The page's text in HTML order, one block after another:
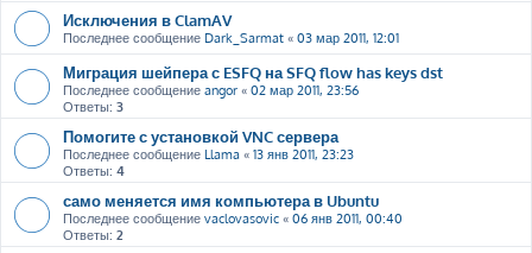
Исключения в ClamAV
Последнее сообщение Dark_Sarmat « 03 мар 2011, 12:01
Миграция шейпера с ESFQ на SFQ flow has keys dst
Последнее сообщение angor « 02 мар 2011, 23:56
Ответы: 3
Помогите с установкой VNC сервера
Последнее сообщение Llama « 13 янв 2011, 23:23
Ответы: 4
само меняется имя компьютера в Ubuntu
Последнее сообщение vaclovasovic « 06 янв 2011, 00:40
Ответы: 2